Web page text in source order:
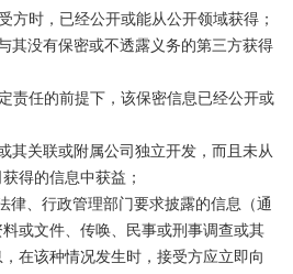
时，已经公开或能从公开领域获得；
没有保密或不透露义务的第三方获得
任的前提下，该保密信息已经公开或
关联或附属公司独立开发，而且未从
得的信息中获益；
、行政管理部门要求披露的信息（通
或文件、传唤、民事或刑事调查或其
在该种情况发生时，接受方应立即向